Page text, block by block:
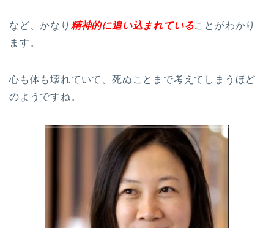
など、かなり 精神的に追い込まれていることがわかり
ます。
心も体も壊れていて、死ぬことまで考えてしまうほど
のようですね。